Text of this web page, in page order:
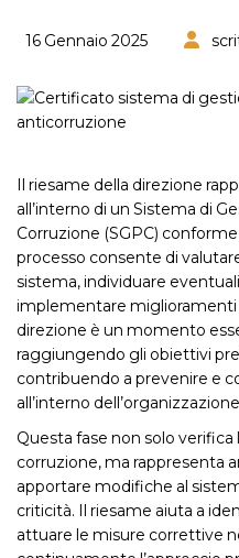
16 Gennaio 2025
Il riesame della direzione
all’interno di un Sistema di
Corruzione (SGPC)
processo consente di
sistema, individuare
implementare miglioramenti
direzione è un momento
raggiungendo gli obiettivi
contribuendo a prevenire e
all’interno
Questa fase non solo
corruzione, ma rappresenta
apportare modifiche al
criticità. Il riesame aiuta a
attuare le misure correttive